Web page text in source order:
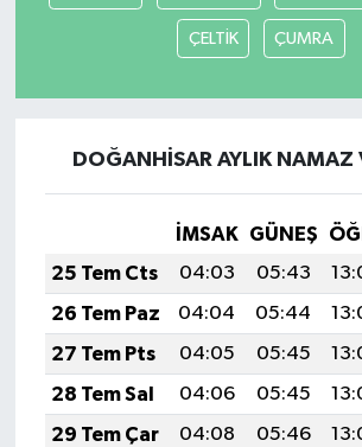
ÇELTİK ÇUMRA
DOĞANHİSAR AYLIK NAMAZ
İMSAK GÜNEŞ
25 Tem Cts
04:03 05:43
26 Tem Paz
04:04 05:44
27 Tem Pts
04:05 05:45
28 Tem Sal
04:06 05:45
29 Tem Çar
04:08 05:46